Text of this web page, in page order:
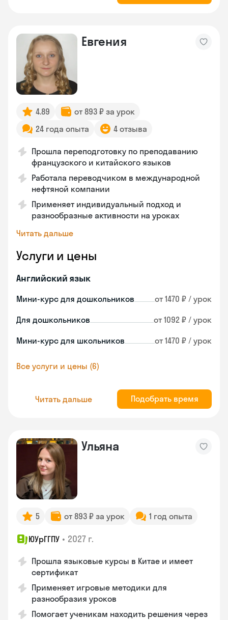
Евгения
4.89
от 893 ₽ за урок
24 года опыта
4 отзыва
Прошла переподготовку по преподаванию
французского и китайского языков
Работала переводчиком в международной
нефтяной компании
Применяет индивидуальный подход и
разнообразные активности на уроках
Читать дальше
Услуги и цены
Английский язык
Мини-курс для дошкольников от 1470 ₽ / урок
Для дошкольников от 1092 ₽ / урок
Мини-курс для школьников от 1470 ₽ / урок
Все услуги и цены (6)
Читать дальше Подобрать время
Ульяна
5 от 893 ₽ за урок 1 год опыта
ЮУрГГПУ • 2027 г.
Прошла языковые курсы в Китае и имеет
сертификат
Применяет игровые методики для
разнообразия уроков
Помогает ученикам находить решения через